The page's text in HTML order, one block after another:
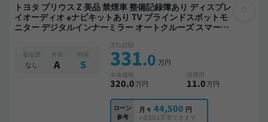
トヨタ プリウス Z 美品 禁煙車 整備記録簿あり ディスプレ
イオーディオ ※ナビキットあり TV ブラインドスポットモ
ニター デジタルインナーミラー オートクルーズ スマート
ライブレコーダー フルエアロ 衝突軽減
板金歴
なし
外装
A
内装
S
支払総額
331.0 万円
本体価格
320.0万円
諸費用
11.0万円
ローン
参考
月々 44,500 円
※金額は変更できます。